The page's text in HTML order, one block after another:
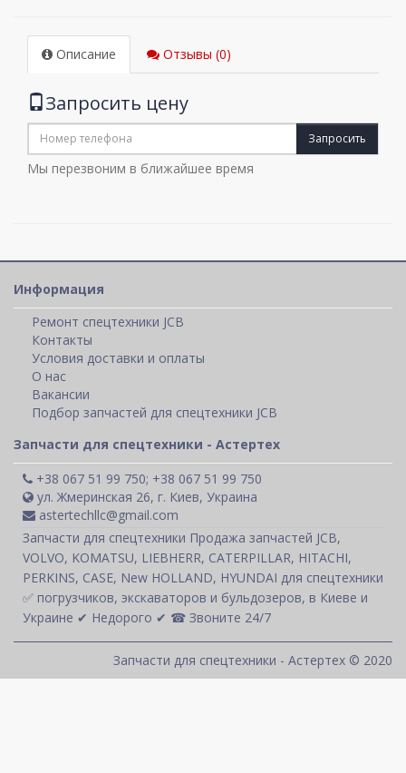
Описание Отзывы (0)
Запросить цену
Запросить
Мы перезвоним в ближайшее время
Информация
Ремонт спецтехники JCB
Контакты
Условия доставки и оплаты
О нас
Вакансии
Подбор запчастей для спецтехники JCB
Запчасти для спецтехники - Астертех
+38 067 51 99 750; +38 067 51 99 750
ул. Жмеринская 26, г. Киев, Украина
astertechllc@gmail.com
Запчасти для спецтехники Продажа запчастей JCB,
VOLVO, KOMATSU, LIEBHERR, CATERPILLAR, HITACHI,
PERKINS, CASE, New HOLLAND, HYUNDAI для спецтехники
✅ погрузчиков, экскаваторов и бульдозеров, в Киеве и
Украине ✔ Недорого ✔ ☎ Звоните 24/7
Запчасти для спецтехники - Астертех © 2020